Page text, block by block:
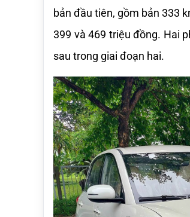
bản đầu tiên, gồm bản 333
399 và 469 triệu đồng. Hai
sau trong giai đoạn hai.